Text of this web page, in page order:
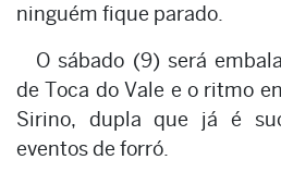
ninguém fique parado.
O sábado (9) será
de Toca do Vale e o ritmo
Sirino, dupla que já é
eventos de forró.